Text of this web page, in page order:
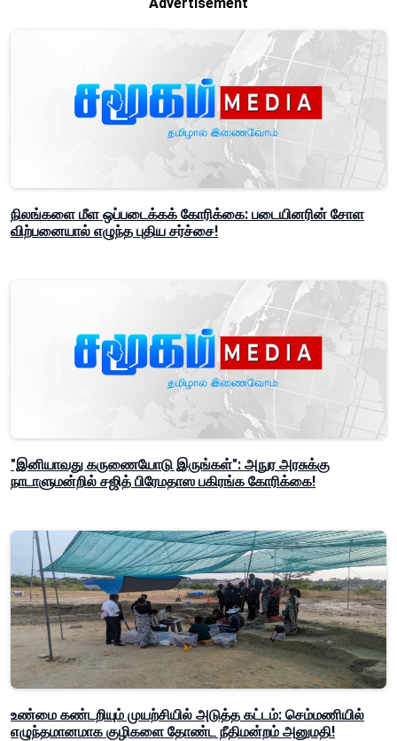
நிலங்களை மீள ஒப்படைக்கக் கோரிக்கை: படையினரின் சோள
விற்பனையால் எழுந்த புதிய சர்ச்சை!
"இனியாவது கருணையோடு இருங்கள்": அநுர அரசுக்கு
நாடாளுமன்றில் சஜித் பிரேமதாஸ பகிரங்க கோரிக்கை!
உண்மை கண்டறியும் முயற்சியில் அடுத்த கட்டம்: செம்மணியில்
எழுந்தமானமாக குழிகளை தோண்ட நீதிமன்றம் அனுமதி!